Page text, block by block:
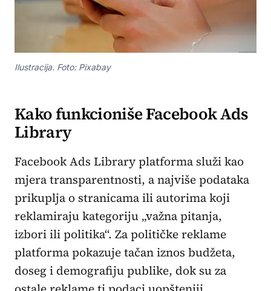
Ilustracija. Foto: Pixabay
Kako funkcioniše Facebook Ads
Library
Facebook Ads Library platforma služi kao
mjera transparentnosti, a najviše podataka
prikuplja o stranicama ili autorima koji
reklamiraju kategoriju „važna pitanja,
izbori ili politika“. Za političke reklame
platforma pokazuje tačan iznos budžeta,
doseg i demografiju publike, dok su za